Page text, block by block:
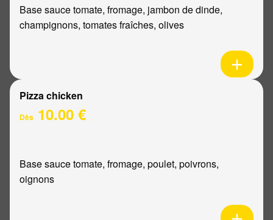
Base sauce tomate, fromage, jambon de dinde,
champignons, tomates fraîches, olives
Pizza chicken
Dès 10.00 €
Base sauce tomate, fromage, poulet, poivrons,
oignons